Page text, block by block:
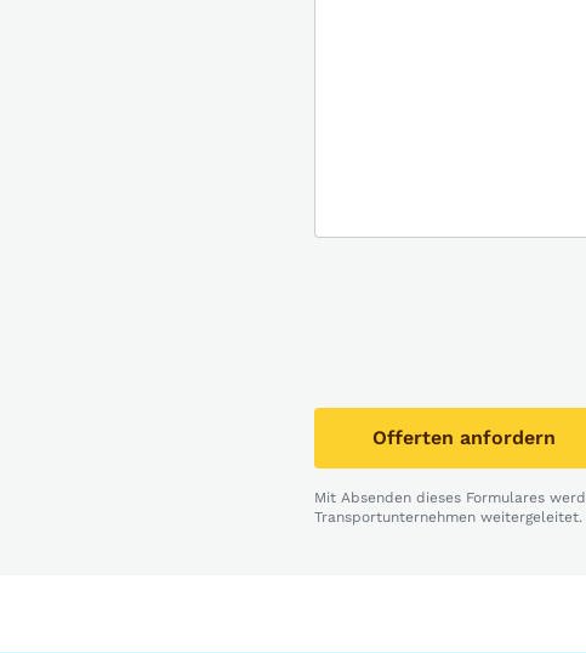
Offerten anfordern
Mit Absenden dieses Formulares
Transportunternehmen weitergeleitet.